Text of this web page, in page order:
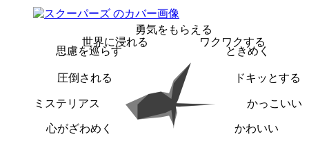
勇気をもらえる
ワクワクする
ときめく
ドキッとする
かっこいい
かわいい
心がざわめく
ミステリアス
圧倒される
思慮を巡らす
世界に浸れる